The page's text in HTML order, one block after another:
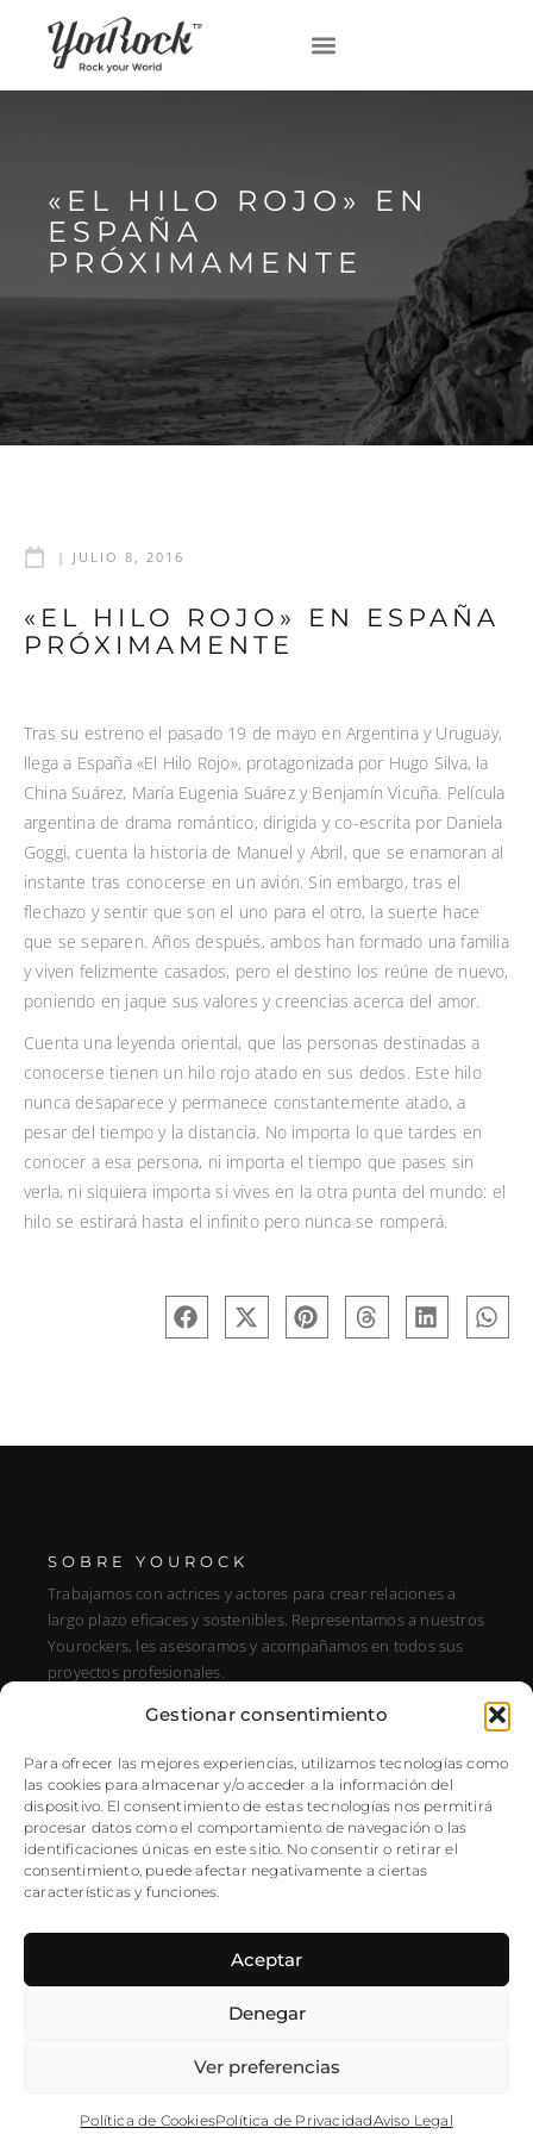
Gestionar consentimiento
Para ofrecer las mejores experiencias, utilizamos tecnologías como
las cookies para almacenar y/o acceder a la información del
dispositivo. El consentimiento de estas tecnologías nos permitirá
procesar datos como el comportamiento de navegación o las
identificaciones únicas en este sitio. No consentir o retirar el
consentimiento, puede afectar negativamente a ciertas
características y funciones.
Aceptar
Denegar
Ver preferencias
Política de CookiesPolítica de PrivacidadAviso Legal
«EL HILO ROJO» EN
ESPAÑA
PRÓXIMAMENTE
| JULIO 8, 2016
«EL HILO ROJO» EN ESPAÑA
PRÓXIMAMENTE
Tras su estreno el pasado 19 de mayo en Argentina y Uruguay,
llega a España «El Hilo Rojo», protagonizada por Hugo Silva, la
China Suárez, María Eugenia Suárez y Benjamín Vicuña. Película
argentina de drama romántico, dirigida y co-escrita por Daniela
Goggi, cuenta la historia de Manuel y Abril, que se enamoran al
instante tras conocerse en un avión. Sin embargo, tras el
flechazo y sentir que son el uno para el otro, la suerte hace
que se separen. Años después, ambos han formado una familia
y viven felizmente casados, pero el destino los reúne de nuevo,
poniendo en jaque sus valores y creencias acerca del amor.
Cuenta una leyenda oriental, que las personas destinadas a
conocerse tienen un hilo rojo atado en sus dedos. Este hilo
nunca desaparece y permanece constantemente atado, a
pesar del tiempo y la distancia. No importa lo que tardes en
conocer a esa persona, ni importa el tiempo que pases sin
verla, ni siquiera importa si vives en la otra punta del mundo: el
hilo se estirará hasta el infinito pero nunca se romperá.
SOBRE YOUROCK
Trabajamos con actrices y actores para crear relaciones a
largo plazo eficaces y sostenibles. Representamos a nuestros
Yourockers, les asesoramos y acompañamos en todos sus
proyectos profesionales.
DIRECCIÓN
SÍGUENOS
Instagram
NEWSLETTER